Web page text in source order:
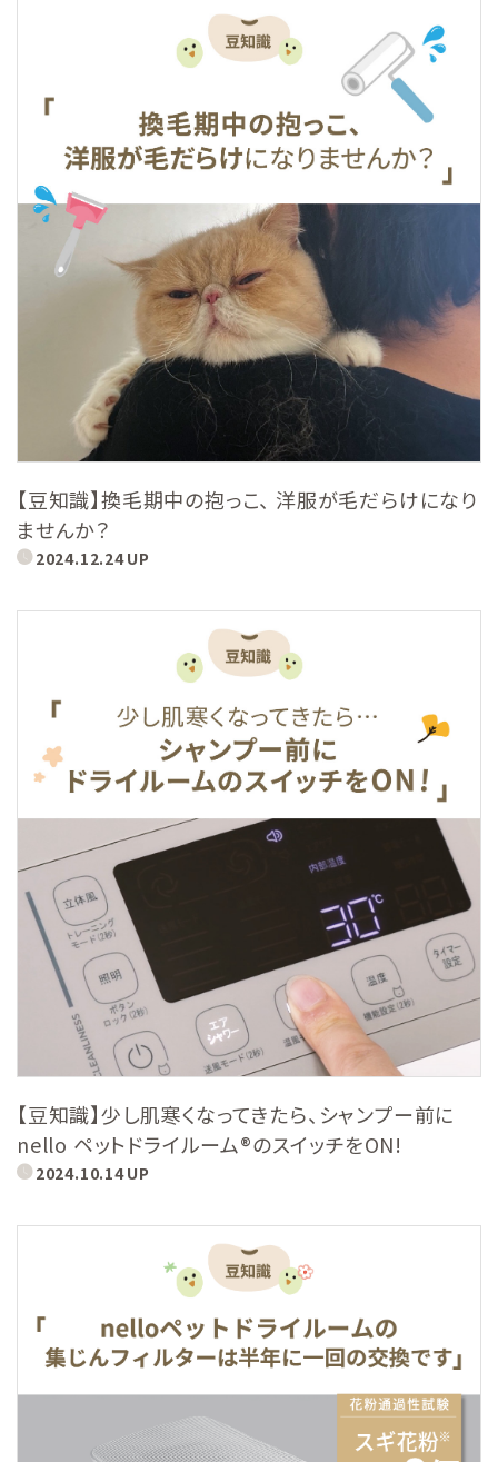
【豆知識】換毛期中の抱っこ、 洋服が毛だらけになり
ませんか？
2024.12.24
【豆知識】少し肌寒くなってきたら、シャンプー前に
nello ペットドライルーム®のスイッチをON!
2024.10.14